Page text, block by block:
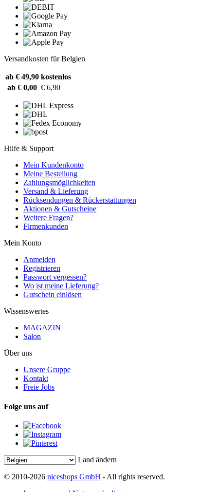
Versandkosten für Belgien
ab € 49,90 kostenlos
ab € 0,00 € 6,90
Hilfe & Support
Mein Kundenkonto
Meine Bestellung
Zahlungsmöglichkeiten
Versand & Lieferung
Rücksendungen & Rückerstattungen
Aktionen & Gutscheine
Weitere Fragen?
Firmenkunden
Mein Konto
Anmelden
Registrieren
Passwort vergessen?
Wo ist meine Lieferung?
Gutschein einlösen
Wissenswertes
MAGAZIN
Salon
Über uns
Unsere Gruppe
Kontakt
Freie Jobs
Folge uns auf
Land ändern
© 2010-2026 niceshops GmbH - All rights reserved.